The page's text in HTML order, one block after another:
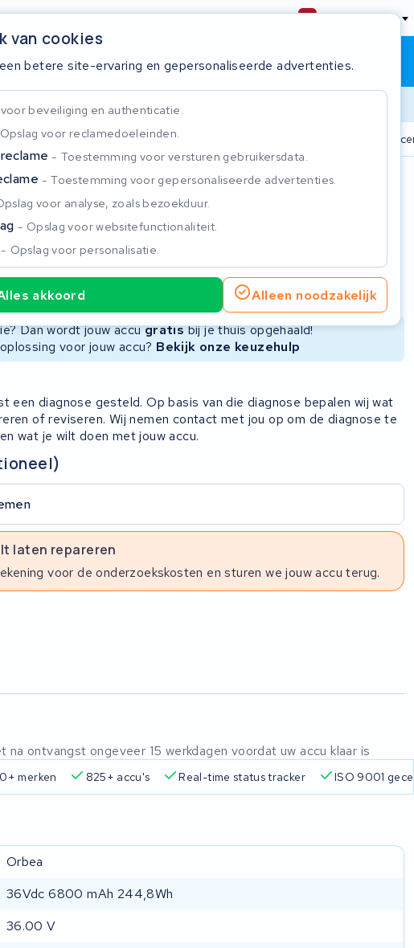
Nederland
Winkelwagen Inloggen
merken 825+ accu's Real-time status tracker ISO 9001
van cookies
betere site-ervaring en gepersonaliseerde advertenties.
beveiliging en authenticatie.
Opslag voor reclamedoeleinden.
Toestemming voor versturen gebruikersdata.
Toestemming voor gepersonaliseerde advertenties.
voor analyse, zoals bezoekduur.
Opslag voor websitefunctionaliteit.
Opslag voor personalisatie.
akkoord Alleen noodzakelijk
reparatie Nieuwe Accu Refurbished Accu
Niet beschikbaar
Dan wordt jouw accugratisbij je thuis opgehaald!
voor jouw accu? Bekijk onze keuzehulp
een diagnose gesteld. Op basis van die diagnose bepalen wij wat
of reviseren. Wij nemen contact met jou op om de diagnose te
wat je wilt doen met jouw accu.
laten repareren
voor de onderzoekskosten en sturen we jouw accu terug.
ontvangst ongeveer 15 werkdagen voordat uw accu klaar is
merken 825+ accu's Real-time status tracker ISO 9001
Orbea
36Vdc 6800 mAh 244,8Wh
36.00 V
Sluiten